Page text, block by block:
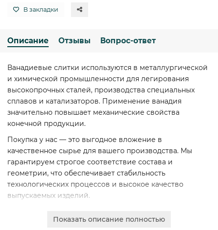
В закладки
Описание Отзывы Вопрос-ответ
Ванадиевые слитки используются в металлургической
и химической промышленности для легирования
высокопрочных сталей, производства специальных
сплавов и катализаторов. Применение ванадия
значительно повышает механические свойства
конечной продукции.
Покупка у нас — это выгодное вложение в
качественное сырье для вашего производства. Мы
гарантируем строгое соответствие состава и
геометрии, что обеспечивает стабильность
технологических процессов и высокое качество
выпускаемых изделий.
основного металла и минимальным содержанием
Показать описание полностью